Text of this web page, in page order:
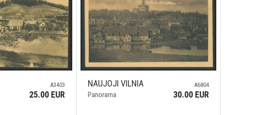
A3403
25.00 EUR
NAUJOJI VILNIA
Panorama
A6804
30.00 EUR